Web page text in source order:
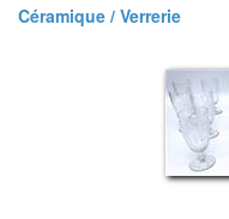
Céramique / Verrerie